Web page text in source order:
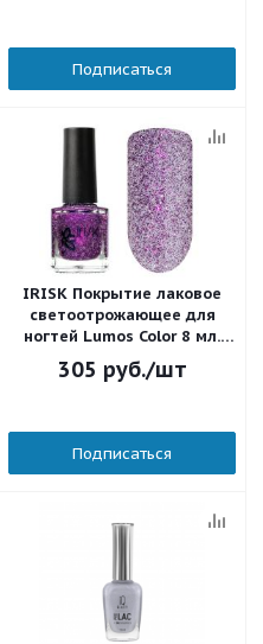
Подписаться
IRISK Покрытие лаковое
светоотрожающее для
ногтей Lumos Color 8 мл.
Д601-12 (007)
305 руб./шт
Подписаться